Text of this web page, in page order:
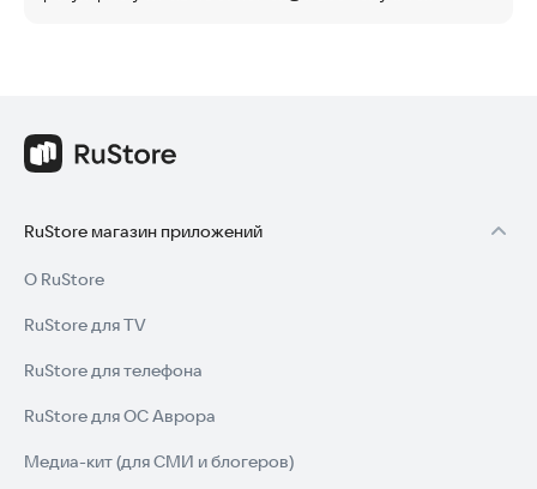
RuStore магазин приложений
О RuStore
RuStore для TV
RuStore для телефона
RuStore для ОС Аврора
Медиа-кит (для СМИ и блогеров)